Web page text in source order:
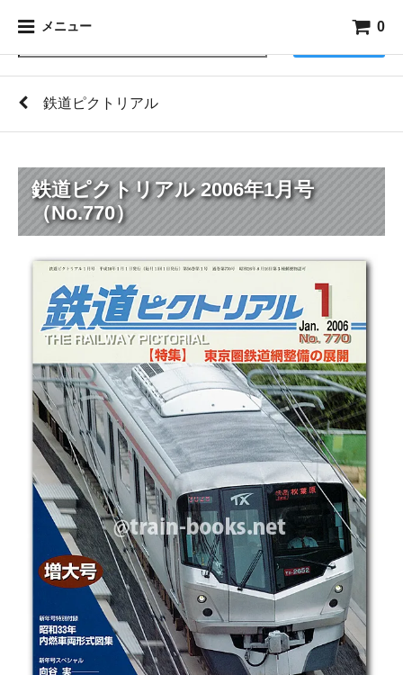
メニュー 0
鉄道ピクトリアル
鉄道ピクトリアル 2006年1月号
（No.770）